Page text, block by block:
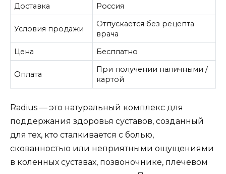
Доставка
Россия
Условия продажи
Отпускается без рецепта
врача
Цена
Бесплатно
Оплата
При получении наличными /
картой
Radius — это натуральный комплекс для
поддержания здоровья суставов, созданный
для тех, кто сталкивается с болью,
скованностью или неприятными ощущениями
в коленных суставах, позвоночнике, плечевом